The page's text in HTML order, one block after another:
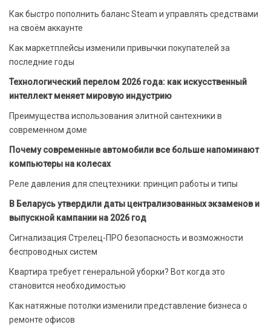
Как быстро пополнить баланс Steam и управлять средствами
на своём аккаунте
Как маркетплейсы изменили привычки покупателей за
последние годы
Технологический перелом 2026 года: как искусственный
интеллект меняет мировую индустрию
Преимущества использования элитной сантехники в
современном доме
Почему современные автомобили все больше напоминают
компьютеры на колесах
Реле давления для спецтехники: принцип работы и типы
В Беларусь утвердили даты централизованных экзаменов и
выпускной кампании на 2026 год
Сигнализация Стрелец-ПРО безопасность и возможности
беспроводных систем
Квартира требует генеральной уборки? Вот когда это
становится необходимостью
Как натяжные потолки изменили представление бизнеса о
ремонте офисов